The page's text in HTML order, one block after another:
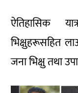
ऐतिहासिक
भिक्षुहरूसहित
जना भिक्षु तथा